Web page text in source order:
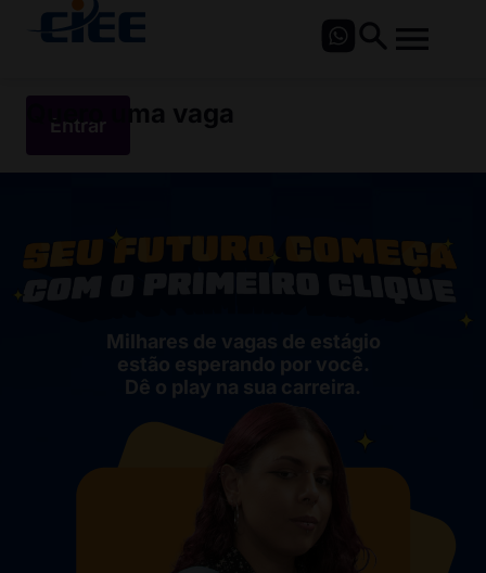
Entrar
Quero uma vaga
Milhares de vagas de estágio
estão esperando por você.
Dê o play na sua carreira.